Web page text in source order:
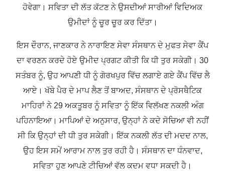
ਹੋਵੇਗਾ। ਸਵਿਤਾ ਦੀ ਲੱਤ ਕੱਟਣ ਨੇ ਉਸਦੀਆਂ ਸਾਰੀਆਂ ਵਿਦਿਅਕ
ਉਮੀਦਾਂ ਨੂੰ ਚੂਰ ਚੂਰ ਕਰ ਦਿੱਤਾ।
ਇਸ ਦੌਰਾਨ, ਜਾਣਕਾਰ ਨੇ ਨਾਰਾਇਣ ਸੇਵਾ ਸੰਸਥਾਨ ਦੇ ਮੁਫਤ ਸੇਵਾ ਕੈਂਪ
ਦਾ ਵਰਣਨ ਕਰਦੇ ਹੋਏ ਉਮੀਦ ਪ੍ਰਗਟ ਕੀਤੀ ਕਿ ਧੀ ਤੁਰ ਸਕੇਗੀ। 30
ਸਤੰਬਰ ਨੂੰ, ਉਹ ਆਪਣੀ ਧੀ ਨੂੰ ਗੋਰਖਪੁਰ ਵਿੱਚ ਲਗਾਏ ਗਏ ਕੈਂਪ ਵਿੱਚ ਲੈ
ਆਏ। ਖੱਬੇ ਪੈਰ ਦੇ ਮਾਪ ਲੈਣ ਤੋਂ ਬਾਅਦ, ਸੰਸਥਾਨ ਦੇ ਪ੍ਰੋਸਥੈਟਿਕ
ਮਾਹਿਰਾਂ ਨੇ 29 ਅਕਤੂਬਰ ਨੂੰ ਸਵਿਤਾ ਨੂੰ ਇੱਕ ਵਿਲੱਖਣ ਨਕਲੀ ਅੰਗ
ਪਹਿਨਾਇਆ। ਮਾਪਿਆਂ ਦੇ ਅਨੁਸਾਰ, ਉਨ੍ਹਾਂ ਨੇ ਕਦੇ ਸੋਚਿਆ ਵੀ ਨਹੀਂ
ਸੀ ਕਿ ਉਨ੍ਹਾਂ ਦੀ ਧੀ ਤੁਰ ਸਕੇਗੀ। ਇੱਕ ਨਕਲੀ ਲੱਤ ਦੀ ਮਦਦ ਨਾਲ,
ਉਹ ਇਸ ਸਮੇਂ ਆਰਾਮ ਨਾਲ ਤੁਰ ਰਹੀ ਹੈ। ਸੰਸਥਾਨ ਦਾ ਧੰਨਵਾਦ,
ਸਵਿਤਾ ਹੁਣ ਆਪਣੇ ਟੀਚਿਆਂ ਵੱਲ ਕਦਮ ਵਧਾ ਸਕਦੀ ਹੈ।